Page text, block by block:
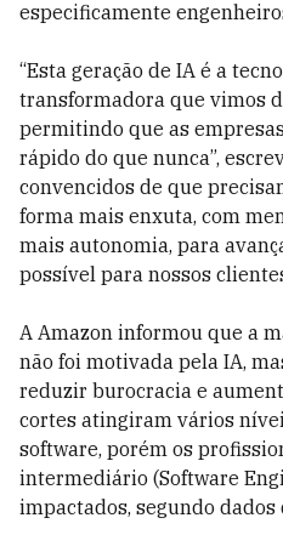
especificamente
“Esta geração de IA é a
transformadora que vimos
permitindo que as
rápido do que nunca”,
convencidos de que
forma mais enxuta, com
mais autonomia, para
possível para nossos
A Amazon informou que a
não foi motivada pela IA,
reduzir burocracia e
cortes atingiram vários
software, porém os
intermediário (Software
impactados, segundo dados